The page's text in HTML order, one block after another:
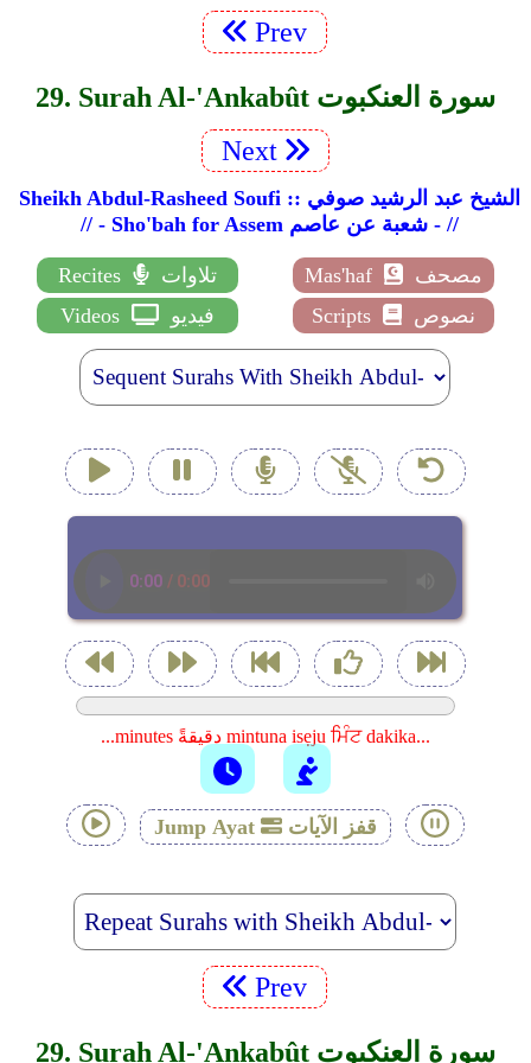
Prev
29. Surah Al-'Ankabût سورة العنكبوت
Next
Sheikh Abdul-Rasheed Soufi :: الشيخ عبد الرشيد صوفي
// - Sho'bah for Assem شعبة عن عاصم - //
Recites تلاوات Mas'haf
مصحف
Videos
فيديو Scripts نصوص
...minutes دقيقةً mintuna isẹju ਮਿੰਟ dakika...
Jump Ayat قفز الآيات
Prev
29. Surah Al-'Ankabût سورة العنكبوت